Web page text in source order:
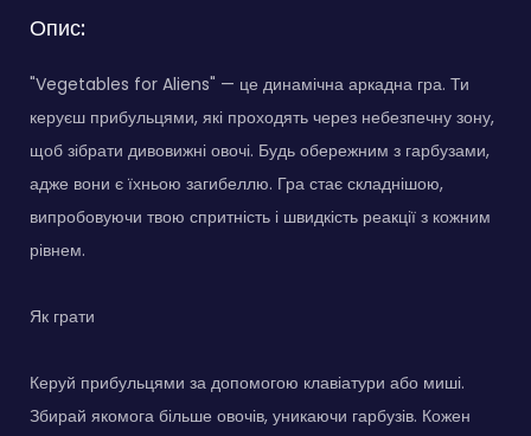
Опис:
"Vegetables for Aliens" — це динамічна аркадна гра. Ти
керуєш прибульцями, які проходять через небезпечну зону,
щоб зібрати дивовижні овочі. Будь обережним з гарбузами,
адже вони є їхньою загибеллю. Гра стає складнішою,
випробовуючи твою спритність і швидкість реакції з кожним
рівнем.
Як грати
Керуй прибульцями за допомогою клавіатури або миші.
Збирай якомога більше овочів, уникаючи гарбузів. Кожен